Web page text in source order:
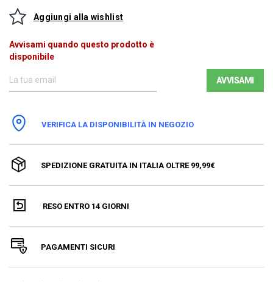
Aggiungi alla wishlist
Avvisami quando questo prodotto è
disponibile
AVVISAMI
VERIFICA LA DISPONIBILITÀ IN NEGOZIO
SPEDIZIONE GRATUITA IN ITALIA OLTRE 99,99€
RESO ENTRO 14 GIORNI
PAGAMENTI SICURI